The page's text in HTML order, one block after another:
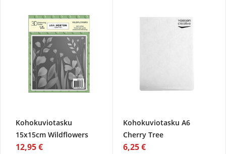
Kohokuviotasku
15x15cm Wildflowers
12,95 €
Kohokuviotasku A6
Cherry Tree
6,25 €